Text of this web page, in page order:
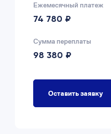
Ежемесячный платеж
74 780 ₽
Сумма переплаты
98 380 ₽
Оставить заявку